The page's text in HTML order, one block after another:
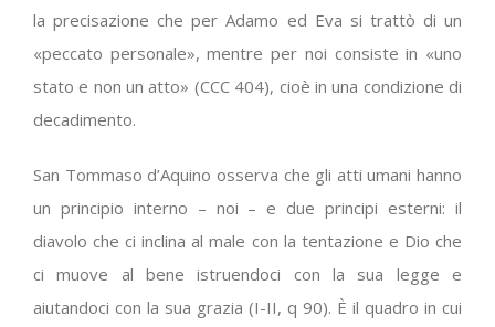
la precisazione che per Adamo ed Eva si trattò di un
«peccato personale», mentre per noi consiste in «uno
stato e non un atto» (CCC 404), cioè in una condizione di
decadimento.
San Tommaso d’Aquino osserva che gli atti umani hanno
un principio interno – noi – e due principi esterni: il
diavolo che ci inclina al male con la tentazione e Dio che
ci muove al bene istruendoci con la sua legge e
aiutandoci con la sua grazia (I-II, q 90). È il quadro in cui